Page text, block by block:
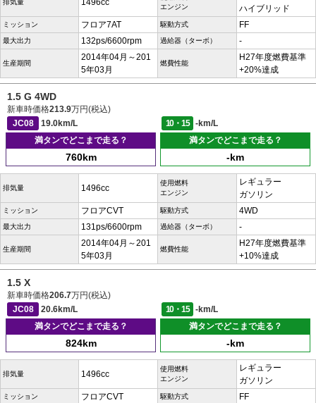
排気量 1496cc
エンジン
ハイブリッド
ミッション フロア7AT 駆動方式 FF
最大出力 132ps/6600rpm 過給器（ターボ） -
生産期間
2014年04月～201
5年03月
燃費性能
H27年度燃費基準
+20%達成
1.5 G 4WD
新車時価格213.9万円(税込)
JC08
19.0km/L 10・15
-km/L
満タンでどこまで走る？
760km
満タンでどこまで走る？
-km
排気量 1496cc
使用燃料
エンジン
レギュラー
ガソリン
ミッション フロアCVT 駆動方式 4WD
最大出力 131ps/6600rpm 過給器（ターボ） -
生産期間
2014年04月～201
5年03月
燃費性能
H27年度燃費基準
+10%達成
1.5 X
新車時価格206.7万円(税込)
JC08
20.6km/L 10・15
-km/L
満タンでどこまで走る？
824km
満タンでどこまで走る？
-km
排気量 1496cc
使用燃料
エンジン
レギュラー
ガソリン
ミッション フロアCVT 駆動方式 FF